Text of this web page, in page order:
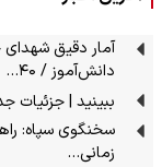
دانش‌آموز / ۴۰…
ببینید | جزئیات
سخنگوی سپاه:
زمانی…